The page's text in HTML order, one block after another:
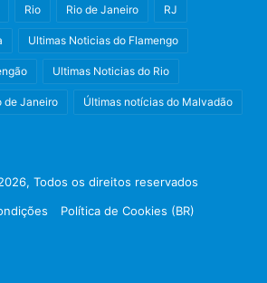
Rio Rio de Janeiro RJ
Ultimas Noticias do Flamengo
Ultimas Noticias do Rio
de Janeiro Últimas notícias do Malvadão
Todos os direitos reservados
Política de Cookies (BR)